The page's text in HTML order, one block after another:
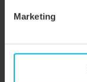
Marketing